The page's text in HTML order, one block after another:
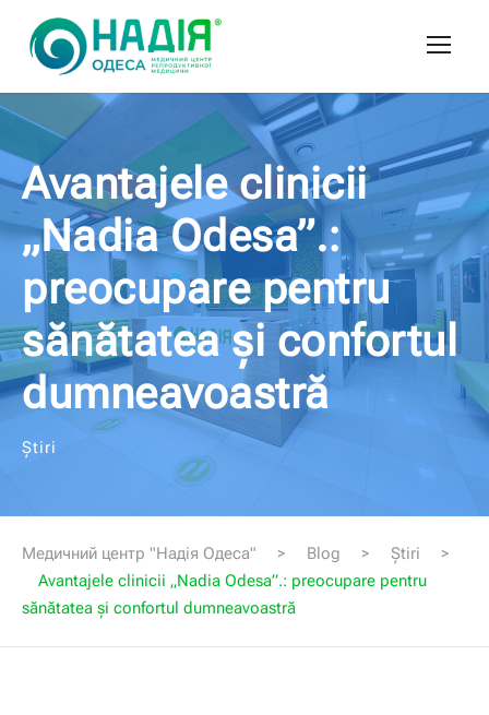
Avantajele clinicii
„Nadia Odesa”.:
preocupare pentru
sănătatea și confortul
dumneavoastră
Știri
Медичний центр "Надія Одеса" > Blog > Știri
>
Avantajele clinicii „Nadia Odesa”.: preocupare pentru
sănătatea și confortul dumneavoastră